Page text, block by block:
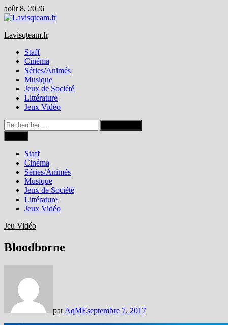
Passer
au
août 8, 2026
Lavisqteam.fr
Staff
Cinéma
Séries/Animés
Musique
Jeux de Société
Littérature
Jeux Vidéo
Rechercher :
Staff
Cinéma
Séries/Animés
Musique
Jeux de Société
Littérature
Jeux Vidéo
Jeu Vidéo
Bloodborne
parAqMEseptembre 7, 2017